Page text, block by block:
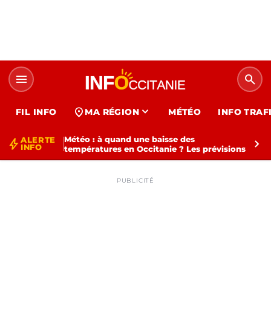
menu search
FIL INFO location_on MA RÉGION expand_more MÉTÉO INFO
bolt ALERTE
INFO
Météo : à quand une baisse des
températures en Occitanie ? Les prévisions
chevron_right
PUBLICITÉ